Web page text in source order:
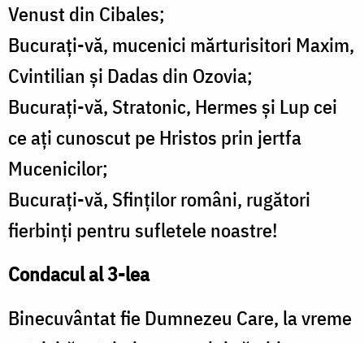
Venust din Cibales;
Bucuraţi-vă, mucenici mărturisitori Maxim,
Cvintilian şi Dadas din Ozovia;
Bucuraţi-vă, Stratonic, Hermes şi Lup cei
ce aţi cunoscut pe Hristos prin jertfa
Mucenicilor;
Bucuraţi-vă, Sfinţilor români, rugători
fierbinţi pentru sufletele noastre!
Condacul al 3-lea
Binecuvântat fie Dumnezeu Care, la vreme